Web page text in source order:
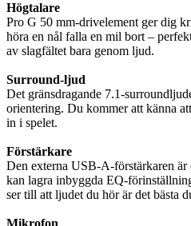
Högtalare
Pro G 50 mm-drivelement ger dig
höra en nål falla en mil bort –
av slagfältet bara genom ljud.
Surround-ljud
Det gränsdragande 7.1-
orientering. Du kommer att känna
in i spelet.
Förstärkare
Den externa USB-A-förstärkaren är
kan lagra inbyggda EQ-
ser till att ljudet du hör är det bästa